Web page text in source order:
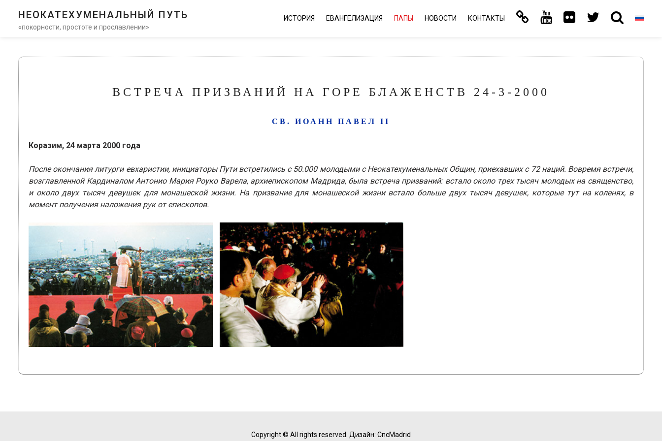
НЕОКАТЕХУМЕНАЛЬНЫЙ ПУТЬ
«покорности, простоте и прославлении»
ИСТОРИЯ ЕВАНГЕЛИЗАЦИЯ ПАПЫ НОВОСТИ КОНТАКТЫ
ВСТРЕЧА ПРИЗВАНИЙ НА ГОРЕ БЛАЖЕНСТВ 24-3-2000
СВ. ИОАНН ПАВЕЛ II
Коразим, 24 марта 2000 года
После окончания литурги евхаристии, инициаторы Пути встретились с 50.000 молодыми с Неокатехуменальных Общин, приехавших с 72 наций. Вовремя встречи,
возглавленной Кардиналом Антонио Мария Роуко Варела, архиепископом Мадрида, была встреча призваний: встало около трех тысяч молодых на священство,
и около двух тысяч девушек для монашеской жизни. На призвание для монашеской жизни встало больше двух тысяч девушек, которые тут на коленях, в
момент получения наложения рук от епископов.
Copyright © All rights reserved. Дизайн: CncMadrid